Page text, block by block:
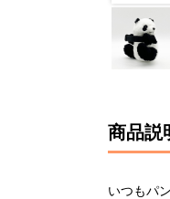
商品説
いつもパ